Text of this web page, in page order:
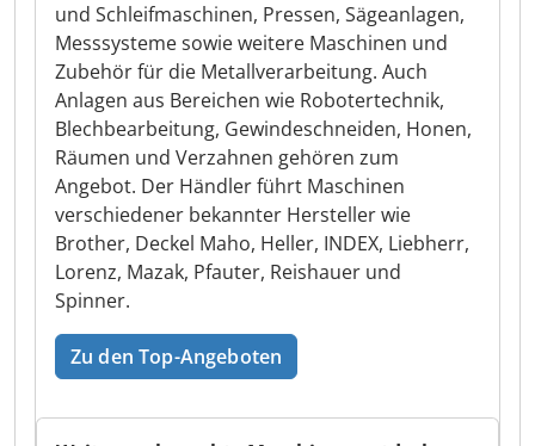
und Schleifmaschinen, Pressen, Sägeanlagen,
Messsysteme sowie weitere Maschinen und
Zubehör für die Metallverarbeitung. Auch
Anlagen aus Bereichen wie Robotertechnik,
Blechbearbeitung, Gewindeschneiden, Honen,
Räumen und Verzahnen gehören zum
Angebot. Der Händler führt Maschinen
verschiedener bekannter Hersteller wie
Brother, Deckel Maho, Heller, INDEX, Liebherr,
Lorenz, Mazak, Pfauter, Reishauer und
Spinner.
Zu den Top-Angeboten